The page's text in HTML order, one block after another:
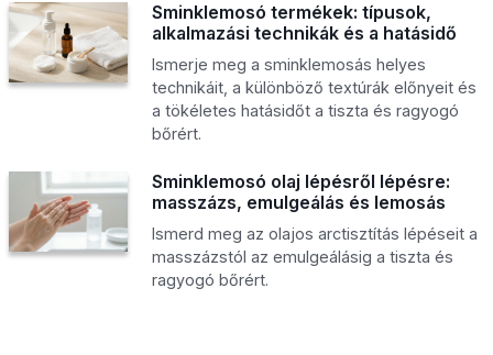
Sminklemosó termékek: típusok,
alkalmazási technikák és a hatásidő
Ismerje meg a sminklemosás helyes
technikáit, a különböző textúrák előnyeit és
a tökéletes hatásidőt a tiszta és ragyogó
bőrért.
Sminklemosó olaj lépésről lépésre:
masszázs, emulgeálás és lemosás
Ismerd meg az olajos arctisztítás lépéseit a
masszázstól az emulgeálásig a tiszta és
ragyogó bőrért.